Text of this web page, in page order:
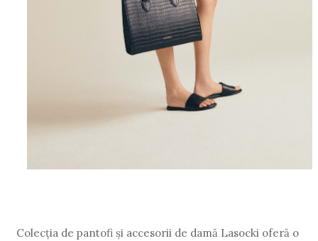
Colecția de pantofi și accesorii de damă Lasocki oferă o